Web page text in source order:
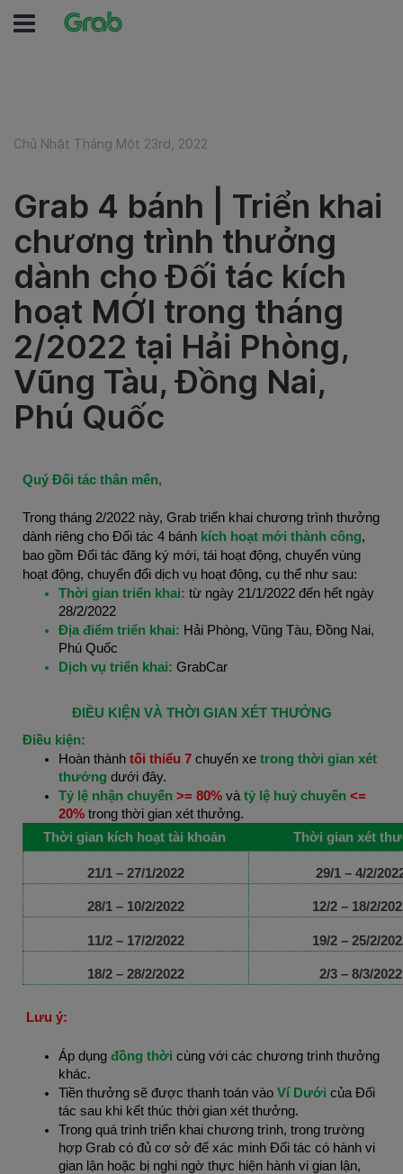
Chủ Nhật Tháng Một 23rd, 2022
Grab 4 bánh | Triển khai
chương trình thưởng
dành cho Đối tác kích
hoạt MỚI trong tháng
2/2022 tại Hải Phòng,
Vũng Tàu, Đồng Nai,
Phú Quốc
Quý Đối tác thân mến,
Trong tháng 2/2022 này, Grab triển khai chương trình thưởng
dành riêng cho Đối tác 4 bánh kích hoạt mới thành công,
bao gồm Đối tác đăng ký mới, tái hoạt động, chuyển vùng
hoạt động, chuyển đổi dịch vụ hoạt động, cụ thể như sau:
Thời gian triển khai: từ ngày 21/1/2022 đến hết ngày
28/2/2022
Địa điểm triển khai: Hải Phòng, Vũng Tàu, Đồng Nai,
Phú Quốc
Dịch vụ triển khai: GrabCar
ĐIỀU KIỆN VÀ THỜI GIAN XÉT THƯỞNG
Điều kiện:
Hoàn thành tối thiểu 7 chuyến xe trong thời gian xét
thưởng dưới đây.
Tỷ lệ nhận chuyến >= 80% và tỷ lệ huỷ chuyến <=
20% trong thời gian xét thưởng.
Thời gian kích hoạt tài khoản
Thời gian xét
21/1 – 27/1/2022 29/1 – 4/2/
28/1 – 10/2/2022 12/2 – 18/2/
11/2 – 17/2/2022 19/2 – 25/2/
18/2 – 28/2/2022 2/3 – 8/3/2022
Lưu ý:
Áp dụng đồng thời cùng với các chương trình thưởng
khác.
Tiền thưởng sẽ được thanh toán vào Ví Dưới của Đối
tác sau khi kết thúc thời gian xét thưởng.
Trong quá trình triển khai chương trình, trong trường
hợp Grab có đủ cơ sở để xác minh Đối tác có hành vi
gian lận hoặc bị nghi ngờ thực hiện hành vi gian lận,